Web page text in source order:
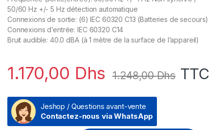
50/60 Hz +/- 5 Hz détection automatique
Connexions de sortie: (6) IEC 60320 C13 (Batteries de secours)
Connexions d’entrée: IEC 60320 C14
Bruit audible: 40.0 dBA (à 1 mètre de la surface de l’appareil)
1.170,00 Dhs 1.248,00Dhs TTC
Jeshop / Questions avant-vente
Contactez-nous via WhatsApp